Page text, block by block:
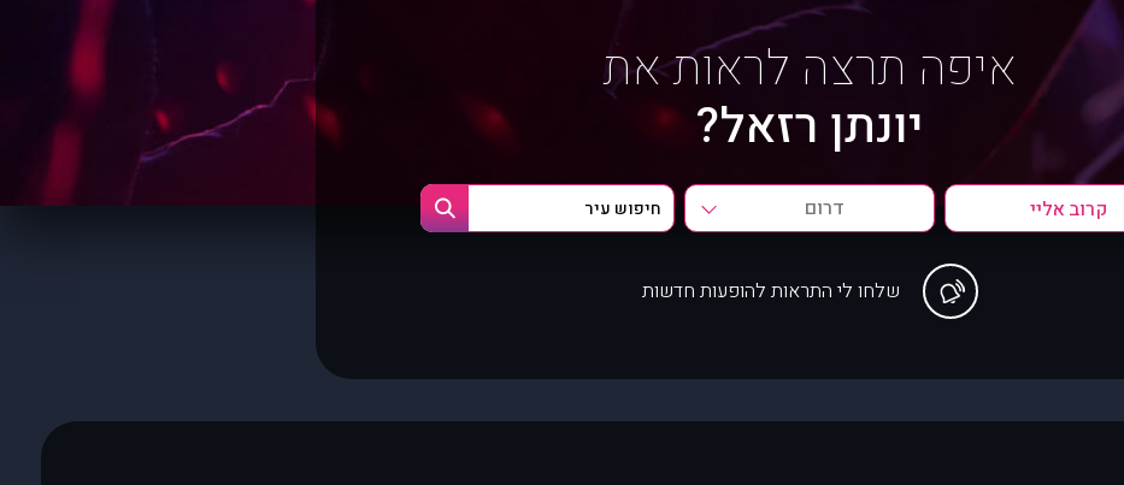
איפה תרצה לראות את
יונתן רזאל?
דרום
שלחו לי התראות להופעות חדשות